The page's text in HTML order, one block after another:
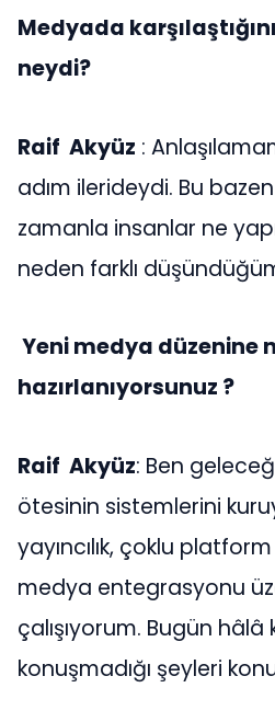
Medyada
neydi?
Raif Akyüz :
adım ilerideydi. Bu
zamanla insanlar ne
neden farklı
Yeni medya düzenine
hazırlanıyorsunuz ?
Raif Akyüz: Ben
ötesinin sistemlerini
yayıncılık, çoklu
medya entegrasyonu
çalışıyorum. Bugün hâlâ
konuşmadığı şeyleri